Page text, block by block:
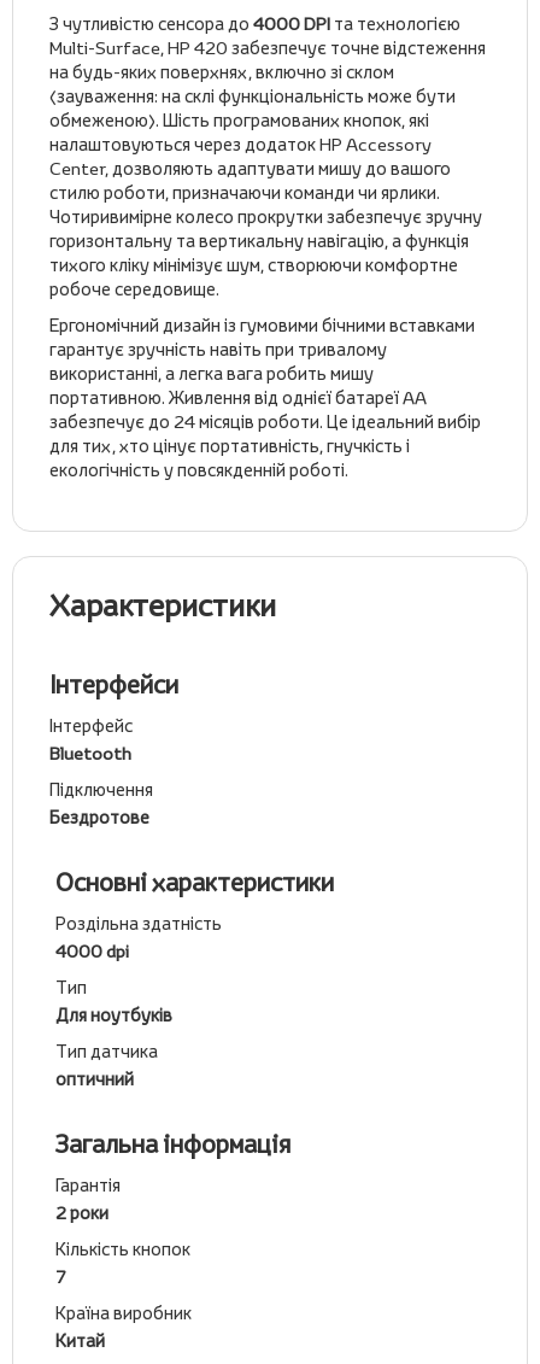
З чутливістю сенсора до 4000 DPI та технологією
Multi-Surface, HP 420 забезпечує точне відстеження
на будь-яких поверхнях, включно зі склом
(зауваження: на склі функціональність може бути
обмеженою). Шість програмованих кнопок, які
налаштовуються через додаток HP Accessory
Center, дозволяють адаптувати мишу до вашого
стилю роботи, призначаючи команди чи ярлики.
Чотиривимірне колесо прокрутки забезпечує зручну
горизонтальну та вертикальну навігацію, а функція
тихого кліку мінімізує шум, створюючи комфортне
робоче середовище.
Ергономічний дизайн із гумовими бічними вставками
гарантує зручність навіть при тривалому
використанні, а легка вага робить мишу
портативною. Живлення від однієї батареї AA
забезпечує до 24 місяців роботи. Це ідеальний вибір
для тих, хто цінує портативність, гнучкість і
екологічність у повсякденній роботі.
Характеристики
Інтерфейси
Інтерфейс
Bluetooth
Підключення
Бездротове
Основні характеристики
Роздільна здатність
4000 dpi
Тип
Для ноутбуків
Тип датчика
оптичний
Загальна інформація
Гарантія
2 роки
Кількість кнопок
7
Країна виробник
Китай